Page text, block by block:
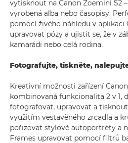
vytisknout na Canon Zoemini S2
vyrobená alba nebo časopisy.
pomocí živého náhledu v aplikaci
upravovat pózy a ujistit se, že v
kamarádi nebo celá rodina.
Fotografujte, tiskněte,
Kreativní možnosti zařízení
kombinovaná funkcionalita 2 v 1,
fotografovat, upravovat a
využitím vestavěného zrcadla a
pořizovat stylové autoportréty a
Frames upravovat pomocí filtrů